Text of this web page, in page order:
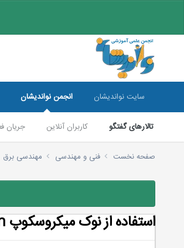
سایت نواندیشان انجمن نواندیشان
تالارهای گفتگو کاربران آنلاین جریان
صفحه نخست فنی و مهندسی مهندسی برق
استفاده از نوک میکروسکوپ afm برای تولید مواد فروالکتریک روی پلاستیک